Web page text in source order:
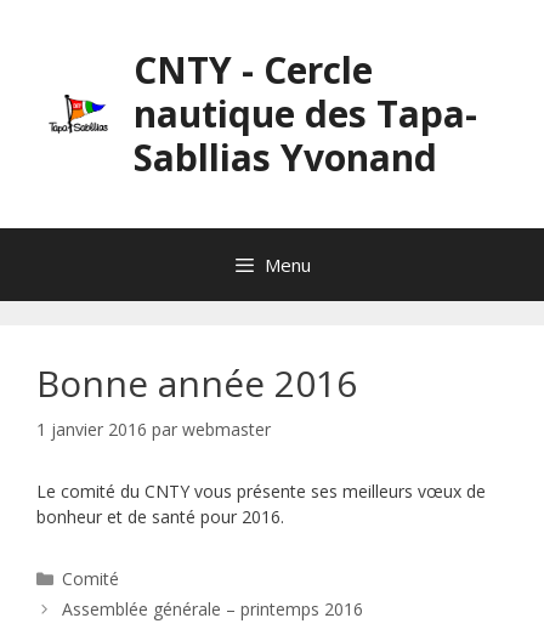
CNTY - Cercle
nautique des Tapa-
Sabllias Yvonand
Menu
Bonne année 2016
1 janvier 2016 par webmaster
Le comité du CNTY vous présente ses meilleurs vœux de
bonheur et de santé pour 2016.
Catégories
Comité
Assemblée générale – printemps 2016